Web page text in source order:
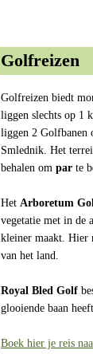
Golfreizen
Golfreizen biedt
liggen slechts op 1
liggen 2 Golfbanen
Smlednik. Het
behalen om par te
Het Arboretum
vegetatie met in de
kleiner maakt. Hier
van het land.
Royal Bled Golf
glooiende baan
Boek hier je reis